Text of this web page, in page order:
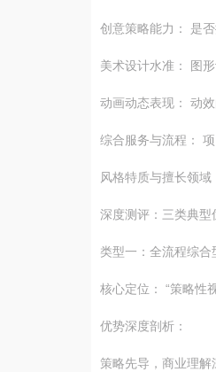
创意策略能力： 是
美术设计水准： 图
动画动态表现： 动
综合服务与流程：
风格特质与擅长领域
深度测评：三类典
类型一：全流程综
核心定位： “策略性
优势深度剖析：
策略先导，商业理解